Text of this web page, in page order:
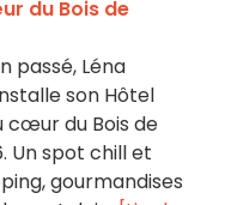
du Bois de
passé, Léna
son Hôtel
cœur du Bois de
Un spot chill et
gourmandises